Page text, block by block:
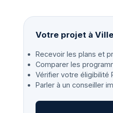
Votre projet à
Recevoir les plans et
Comparer les
Vérifier votre éligibilité
Parler à un conseiller